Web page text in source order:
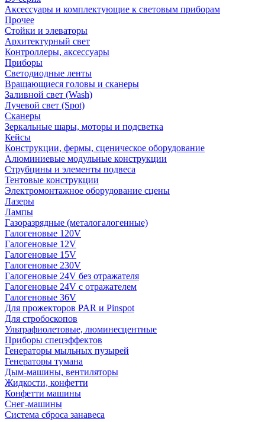
Аксессуары и комплектующие к световым приборам
Прочее
Стойки и элеваторы
Архитектурный свет
Контроллеры, аксессуары
Приборы
Светодиодные ленты
Вращающиеся головы и сканеры
Заливной свет (Wash)
Лучевой свет (Spot)
Сканеры
Зеркальные шары, моторы и подсветка
Кейсы
Конструкции, фермы, сценическое оборудование
Алюминиевые модульные конструкции
Струбцины и элементы подвеса
Тентовые конструкции
Электромонтажное оборудование сцены
Лазеры
Лампы
Газоразрядные (металогалогенные)
Галогеновые 120V
Галогеновые 12V
Галогеновые 15V
Галогеновые 230V
Галогеновые 24V без отражателя
Галогеновые 24V с отражателем
Галогеновые 36V
Для прожекторов PAR и Pinspot
Для стробоскопов
Ультрафиолетовые, люминесцентные
Приборы спецэффектов
Генераторы мыльных пузырей
Генераторы тумана
Дым-машины, вентиляторы
Жидкости, конфетти
Конфетти машины
Снег-машины
Система сброса занавеса